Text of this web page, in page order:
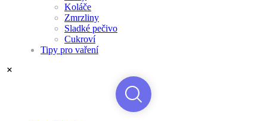
Koláče
Zmrzliny
Sladké pečivo
Cukroví
Tipy pro vaření